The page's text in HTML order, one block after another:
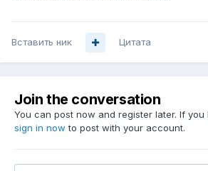
Вставить ник Цитата
Join the conversation
You can post now and register later. If
sign in now to post with your account.